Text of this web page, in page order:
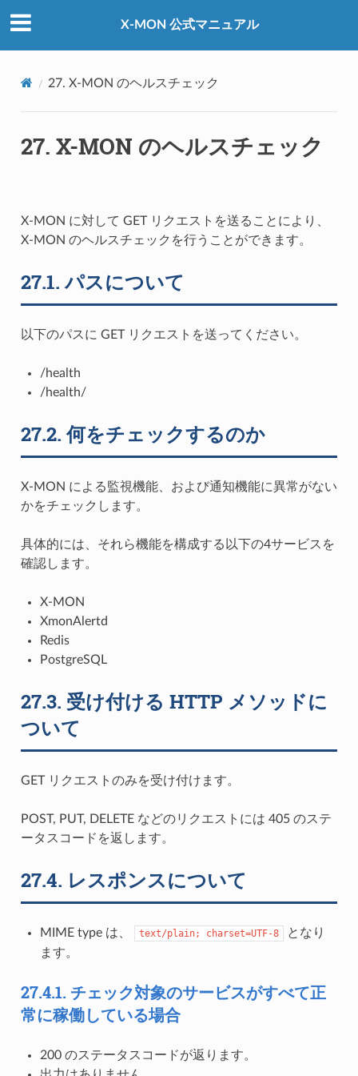
X-MON 公式マニュアル
27. X-MON のヘルスチェック
27. X-MON のヘルスチェック
X-MON に対して GET リクエストを送ることにより、
X-MON のヘルスチェックを行うことができます。
27.1.パスについて
以下のパスに GET リクエストを送ってください。
/health
/health/
27.2.何をチェックするのか
X-MON による監視機能、および通知機能に異常がない
かをチェックします。
具体的には、それら機能を構成する以下の4サービスを
確認します。
X-MON
XmonAlertd
Redis
PostgreSQL
27.3. 受け付ける HTTP メソッドに
ついて
GET リクエストのみを受け付けます。
POST, PUT, DELETE などのリクエストには 405 のステ
ータスコードを返します。
27.4. レスポンスについて
MIME type は、 text/plain; charset=UTF-8
となり
ます。
27.4.1. チェック対象のサービスがすべて正
常に稼働している場合
200 のステータスコードが返ります。